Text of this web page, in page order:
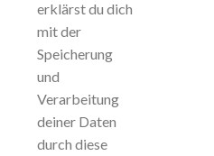
erklärst du dich
mit der
Speicherung
und
Verarbeitung
deiner Daten
durch diese